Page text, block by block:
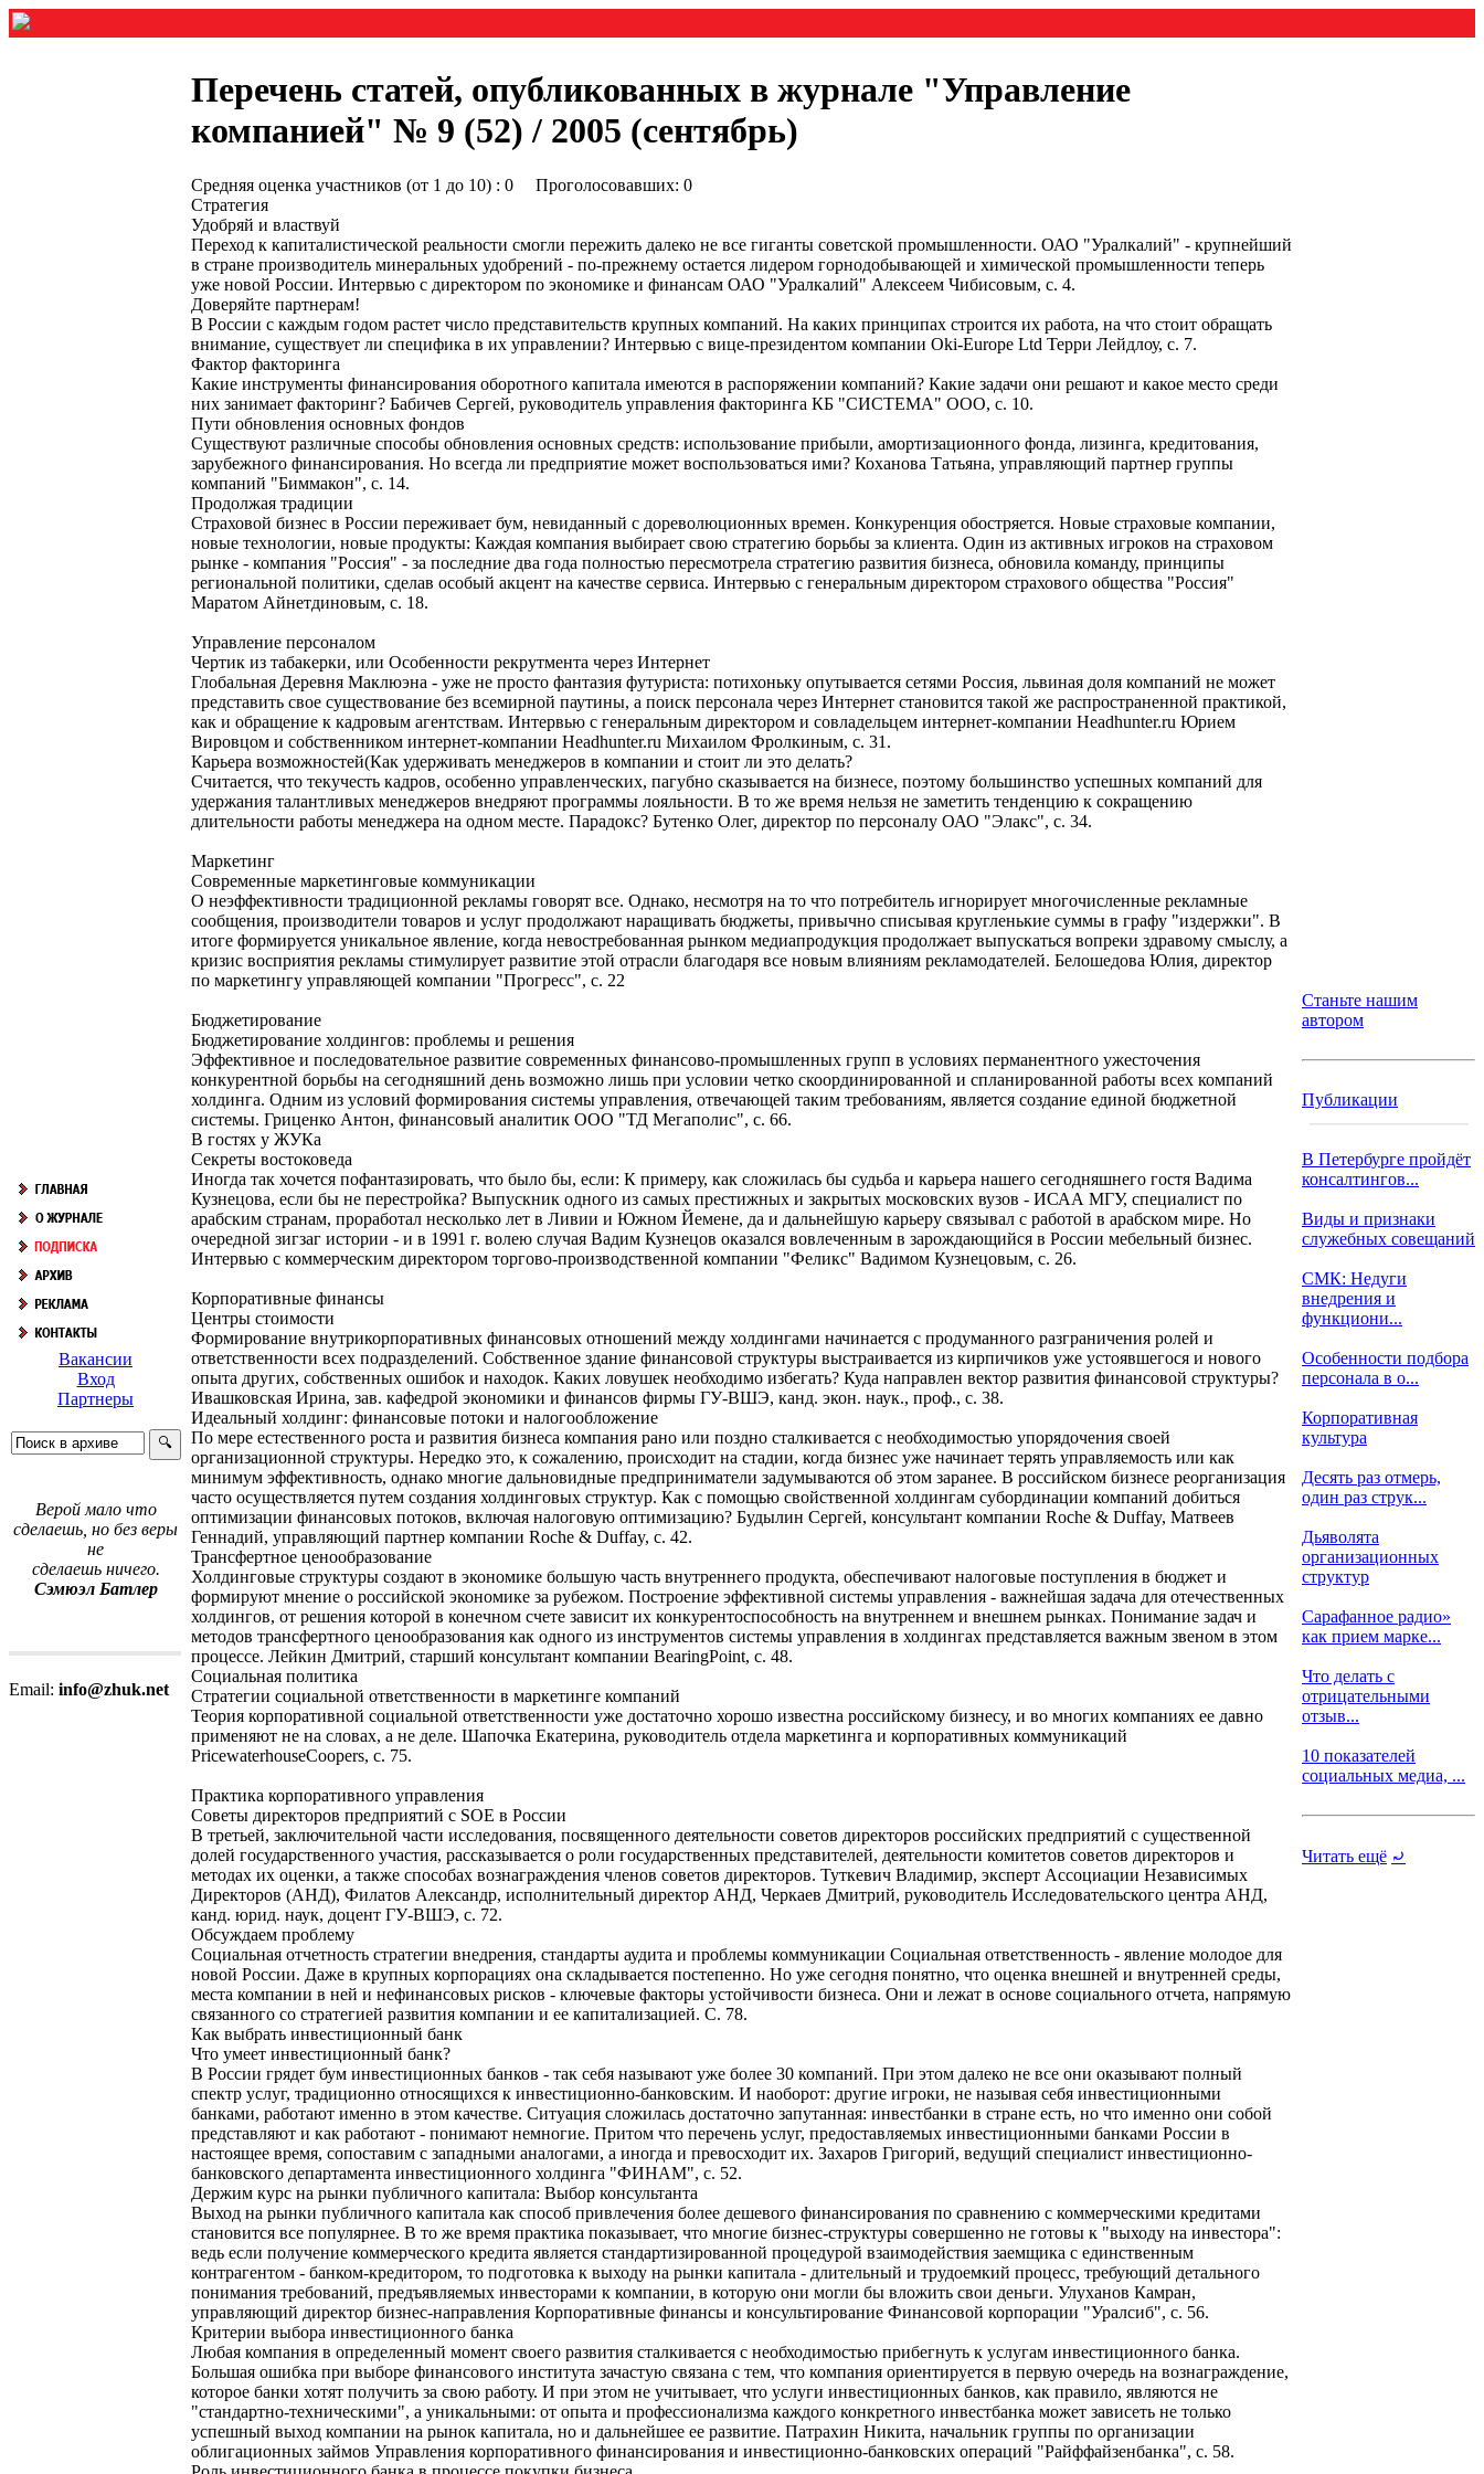
Вакансии
Вход
Партнеры
Верой мало что
сделаешь, но без веры
не
сделаешь ничего.
Сэмюэл Батлер
Email: info@zhuk.net
Перечень статей, опубликованных в журнале "Управление
компанией" № 9 (52) / 2005 (сентябрь)
Средняя оценка участников (от 1 до 10) : 0 Проголосовавших: 0
Стратегия
Удобряй и властвуй
Переход к капиталистической реальности смогли пережить далеко не все гиганты советской промышленности. ОАО "Уралкалий" - крупнейший
в стране производитель минеральных удобрений - по-прежнему остается лидером горнодобывающей и химической промышленности теперь
уже новой России. Интервью с директором по экономике и финансам ОАО "Уралкалий" Алексеем Чибисовым, с. 4.
Доверяйте партнерам!
В России с каждым годом растет число представительств крупных компаний. На каких принципах строится их работа, на что стоит обращать
внимание, существует ли специфика в их управлении? Интервью с вице-президентом компании Oki-Europe Ltd Терри Лейдлоу, с. 7.
Фактор факторинга
Какие инструменты финансирования оборотного капитала имеются в распоряжении компаний? Какие задачи они решают и какое место среди
них занимает факторинг? Бабичев Сергей, руководитель управления факторинга КБ "СИСТЕМА" ООО, с. 10.
Пути обновления основных фондов
Существуют различные способы обновления основных средств: использование прибыли, амортизационного фонда, лизинга, кредитования,
зарубежного финансирования. Но всегда ли предприятие может воспользоваться ими? Коханова Татьяна, управляющий партнер группы
компаний "Биммакон", с. 14.
Продолжая традиции
Страховой бизнес в России переживает бум, невиданный с дореволюционных времен. Конкуренция обостряется. Новые страховые компании,
новые технологии, новые продукты: Каждая компания выбирает свою стратегию борьбы за клиента. Один из активных игроков на страховом
рынке - компания "Россия" - за последние два года полностью пересмотрела стратегию развития бизнеса, обновила команду, принципы
региональной политики, сделав особый акцент на качестве сервиса. Интервью с генеральным директором страхового общества "Россия"
Маратом Айнетдиновым, с. 18.
Управление персоналом
Чертик из табакерки, или Особенности рекрутмента через Интернет
Глобальная Деревня Маклюэна - уже не просто фантазия футуриста: потихоньку опутывается сетями Россия, львиная доля компаний не может
представить свое существование без всемирной паутины, а поиск персонала через Интернет становится такой же распространенной практикой,
как и обращение к кадровым агентствам. Интервью с генеральным директором и совладельцем интернет-компании Headhunter.ru Юрием
Вировцом и собственником интернет-компании Headhunter.ru Михаилом Фролкиным, с. 31.
Карьера возможностей(Как удерживать менеджеров в компании и стоит ли это делать?
Считается, что текучесть кадров, особенно управленческих, пагубно сказывается на бизнесе, поэтому большинство успешных компаний для
удержания талантливых менеджеров внедряют программы лояльности. В то же время нельзя не заметить тенденцию к сокращению
длительности работы менеджера на одном месте. Парадокс? Бутенко Олег, директор по персоналу ОАО "Элакс", с. 34.
Маркетинг
Современные маркетинговые коммуникации
О неэффективности традиционной рекламы говорят все. Однако, несмотря на то что потребитель игнорирует многочисленные рекламные
сообщения, производители товаров и услуг продолжают наращивать бюджеты, привычно списывая кругленькие суммы в графу "издержки". В
итоге формируется уникальное явление, когда невостребованная рынком медиапродукция продолжает выпускаться вопреки здравому смыслу, а
кризис восприятия рекламы стимулирует развитие этой отрасли благодаря все новым влияниям рекламодателей. Белошедова Юлия, директор
по маркетингу управляющей компании "Прогресс", с. 22
Бюджетирование
Бюджетирование холдингов: проблемы и решения
Эффективное и последовательное развитие современных финансово-промышленных групп в условиях перманентного ужесточения
конкурентной борьбы на сегодняшний день возможно лишь при условии четко скоординированной и спланированной работы всех компаний
холдинга. Одним из условий формирования системы управления, отвечающей таким требованиям, является создание единой бюджетной
системы. Гриценко Антон, финансовый аналитик ООО "ТД Мегаполис", с. 66.
В гостях у ЖУКа
Секреты востоковеда
Иногда так хочется пофантазировать, что было бы, если: К примеру, как сложилась бы судьба и карьера нашего сегодняшнего гостя Вадима
Кузнецова, если бы не перестройка? Выпускник одного из самых престижных и закрытых московских вузов - ИСАА МГУ, специалист по
арабским странам, проработал несколько лет в Ливии и Южном Йемене, да и дальнейшую карьеру связывал с работой в арабском мире. Но
очередной зигзаг истории - и в 1991 г. волею случая Вадим Кузнецов оказался вовлеченным в зарождающийся в России мебельный бизнес.
Интервью с коммерческим директором торгово-производственной компании "Феликс" Вадимом Кузнецовым, с. 26.
Корпоративные финансы
Центры стоимости
Формирование внутрикорпоративных финансовых отношений между холдингами начинается с продуманного разграничения ролей и
ответственности всех подразделений. Собственное здание финансовой структуры выстраивается из кирпичиков уже устоявшегося и нового
опыта других, собственных ошибок и находок. Каких ловушек необходимо избегать? Куда направлен вектор развития финансовой структуры?
Ивашковская Ирина, зав. кафедрой экономики и финансов фирмы ГУ-ВШЭ, канд. экон. наук., проф., с. 38.
Идеальный холдинг: финансовые потоки и налогообложение
По мере естественного роста и развития бизнеса компания рано или поздно сталкивается с необходимостью упорядочения своей
организационной структуры. Нередко это, к сожалению, происходит на стадии, когда бизнес уже начинает терять управляемость или как
минимум эффективность, однако многие дальновидные предприниматели задумываются об этом заранее. В российском бизнесе реорганизация
часто осуществляется путем создания холдинговых структур. Как с помощью свойственной холдингам субординации компаний добиться
оптимизации финансовых потоков, включая налоговую оптимизацию? Будылин Сергей, консультант компании Roche & Duffay, Матвеев
Геннадий, управляющий партнер компании Roche & Duffay, с. 42.
Трансфертное ценообразование
Холдинговые структуры создают в экономике большую часть внутреннего продукта, обеспечивают налоговые поступления в бюджет и
формируют мнение о российской экономике за рубежом. Построение эффективной системы управления - важнейшая задача для отечественных
холдингов, от решения которой в конечном счете зависит их конкурентоспособность на внутреннем и внешнем рынках. Понимание задач и
методов трансфертного ценообразования как одного из инструментов системы управления в холдингах представляется важным звеном в этом
процессе. Лейкин Дмитрий, старший консультант компании BearingPoint, с. 48.
Социальная политика
Стратегии социальной ответственности в маркетинге компаний
Теория корпоративной социальной ответственности уже достаточно хорошо известна российскому бизнесу, и во многих компаниях ее давно
применяют не на словах, а не деле. Шапочка Екатерина, руководитель отдела маркетинга и корпоративных коммуникаций
PricewaterhouseCoopers, с. 75.
Практика корпоративного управления
Советы директоров предприятий с SOE в России
В третьей, заключительной части исследования, посвященного деятельности советов директоров российских предприятий с существенной
долей государственного участия, рассказывается о роли государственных представителей, деятельности комитетов советов директоров и
методах их оценки, а также способах вознаграждения членов советов директоров. Туткевич Владимир, эксперт Ассоциации Независимых
Директоров (АНД), Филатов Александр, исполнительный директор АНД, Черкаев Дмитрий, руководитель Исследовательского центра АНД,
канд. юрид. наук, доцент ГУ-ВШЭ, с. 72.
Обсуждаем проблему
Социальная отчетность стратегии внедрения, стандарты аудита и проблемы коммуникации Социальная ответственность - явление молодое для
новой России. Даже в крупных корпорациях она складывается постепенно. Но уже сегодня понятно, что оценка внешней и внутренней среды,
места компании в ней и нефинансовых рисков - ключевые факторы устойчивости бизнеса. Они и лежат в основе социального отчета, напрямую
связанного со стратегией развития компании и ее капитализацией. С. 78.
Как выбрать инвестиционный банк
Что умеет инвестиционный банк?
В России грядет бум инвестиционных банков - так себя называют уже более 30 компаний. При этом далеко не все они оказывают полный
спектр услуг, традиционно относящихся к инвестиционно-банковским. И наоборот: другие игроки, не называя себя инвестиционными
банками, работают именно в этом качестве. Ситуация сложилась достаточно запутанная: инвестбанки в стране есть, но что именно они собой
представляют и как работают - понимают немногие. Притом что перечень услуг, предоставляемых инвестиционными банками России в
настоящее время, сопоставим с западными аналогами, а иногда и превосходит их. Захаров Григорий, ведущий специалист инвестиционно-
банковского департамента инвестиционного холдинга "ФИНАМ", с. 52.
Держим курс на рынки публичного капитала: Выбор консультанта
Выход на рынки публичного капитала как способ привлечения более дешевого финансирования по сравнению с коммерческими кредитами
становится все популярнее. В то же время практика показывает, что многие бизнес-структуры совершенно не готовы к "выходу на инвестора":
ведь если получение коммерческого кредита является стандартизированной процедурой взаимодействия заемщика с единственным
контрагентом - банком-кредитором, то подготовка к выходу на рынки капитала - длительный и трудоемкий процесс, требующий детального
понимания требований, предъявляемых инвесторами к компании, в которую они могли бы вложить свои деньги. Улуханов Камран,
управляющий директор бизнес-направления Корпоративные финансы и консультирование Финансовой корпорации "Уралсиб", с. 56.
Критерии выбора инвестиционного банка
Любая компания в определенный момент своего развития сталкивается с необходимостью прибегнуть к услугам инвестиционного банка.
Большая ошибка при выборе финансового института зачастую связана с тем, что компания ориентируется в первую очередь на вознаграждение,
которое банки хотят получить за свою работу. И при этом не учитывает, что услуги инвестиционных банков, как правило, являются не
"стандартно-техническими", а уникальными: от опыта и профессионализма каждого конкретного инвестбанка может зависеть не только
успешный выход компании на рынок капитала, но и дальнейшее ее развитие. Патрахин Никита, начальник группы по организации
облигационных займов Управления корпоративного финансирования и инвестиционно-банковских операций "Райффайзенбанка", с. 58.
Станьте нашим
автором
Публикации
В Петербурге пройдёт
консалтингов...
Виды и признаки
служебных совещаний
СМК: Недуги
внедрения и
функциони...
Особенности подбора
персонала в о...
Корпоративная
культура
Десять раз отмерь,
один раз струк...
Дьяволята
организационных
структур
Сарафанное радио»
как прием марке...
Что делать с
отрицательными
отзыв...
10 показателей
социальных медиа, ...
Читать ещё ⤾